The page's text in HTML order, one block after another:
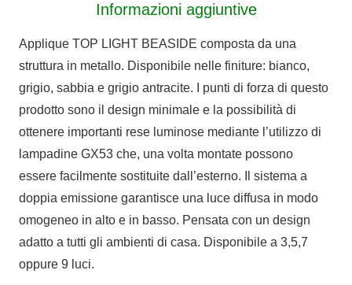
Informazioni aggiuntive
Applique TOP LIGHT BEASIDE composta da una
struttura in metallo. Disponibile nelle finiture: bianco,
grigio, sabbia e grigio antracite. I punti di forza di questo
prodotto sono il design minimale e la possibilità di
ottenere importanti rese luminose mediante l’utilizzo di
lampadine GX53 che, una volta montate possono
essere facilmente sostituite dall’esterno. Il sistema a
doppia emissione garantisce una luce diffusa in modo
omogeneo in alto e in basso. Pensata con un design
adatto a tutti gli ambienti di casa. Disponibile a 3,5,7
oppure 9 luci.